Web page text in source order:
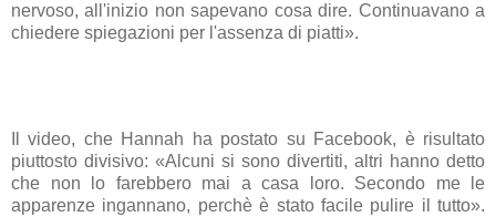
nervoso, all'inizio non sapevano cosa dire. Continuavano a
chiedere spiegazioni per l'assenza di piatti».
Il video, che Hannah ha postato su Facebook, è risultato
piuttosto divisivo: «Alcuni si sono divertiti, altri hanno detto
che non lo farebbero mai a casa loro. Secondo me le
apparenze ingannano, perchè è stato facile pulire il tutto».